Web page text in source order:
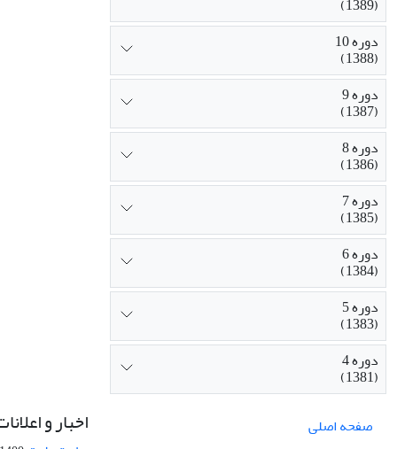
(1389)
دوره 10
(1388)
دوره 9
(1387)
دوره 8
(1386)
دوره 7
(1385)
دوره 6
(1384)
دوره 5
(1383)
دوره 4
(1381)
صفحه اصلی
اخبار و